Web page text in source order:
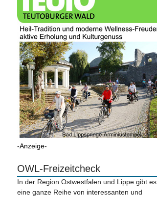
-Anzeige-
OWL-Freizeitcheck
In der Region Ostwestfalen und Lippe gibt es
eine ganze Reihe von interessanten und